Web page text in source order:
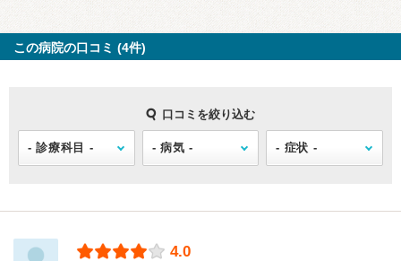
この病院の口コミ (4件)
口コミを絞り込む
4.0